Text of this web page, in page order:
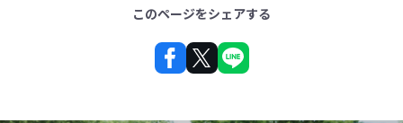
このページをシェアする